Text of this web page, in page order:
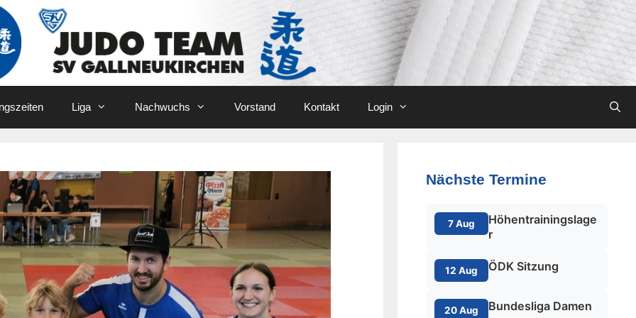
Liga Nachwuchs Vorstand Kontakt Login
Nächste Termine
7 Aug
Höhentrainingslage
r
12 Aug ÖDK Sitzung
20 Aug Bundesliga Damen